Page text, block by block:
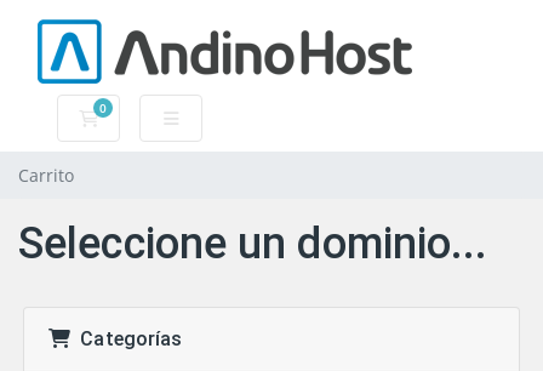
0
Carrito
Carrito
Seleccione un dominio...
Categorías